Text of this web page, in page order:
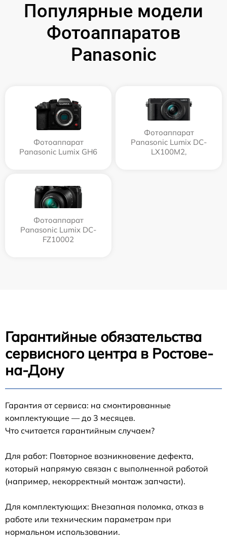
Популярные модели
Фотоаппаратов
Panasonic
Фотоаппарат
Panasonic Lumix GH6
Фотоаппарат
Panasonic Lumix DC-
LX100M2,
Фотоаппарат
Panasonic Lumix DC-
FZ10002
Гарантийные обязательства
сервисного центра в Ростове-
на-Дону
Гарантия от сервиса: на смонтированные
комплектующие — до 3 месяцев.
Что считается гарантийным случаем?
Для работ: Повторное возникновение дефекта,
который напрямую связан с выполненной работой
(например, некорректный монтаж запчасти).
Для комплектующих: Внезапная поломка, отказ в
работе или техническим параметрам при
нормальном использовании.